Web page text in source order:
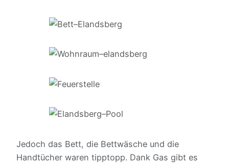
Jedoch das Bett, die Bettwäsche und die
Handtücher waren tipptopp. Dank Gas gibt es